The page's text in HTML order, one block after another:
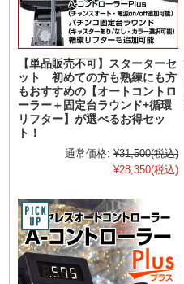
【単品販売不可】スターターセ
ット 初めての方も熟練にも方
もおすすめの【オートコントロ
ーラー＋固定台ラウンド+循環
リフター】が選べるお得セッ
ト！
通常価格: ¥31,500(税込)
¥28,350(税込)